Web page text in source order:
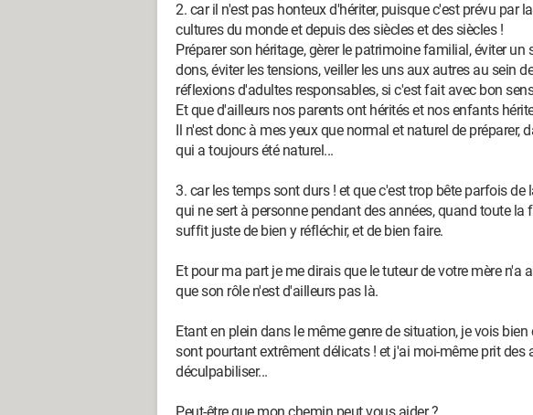
2. car il n'est pas honteux d'hériter, puisque c'est prévu par
cultures du monde et depuis des siècles et des siècles !
Préparer son héritage, gèrer le patrimoine familial, éviter un
dons, éviter les tensions, veiller les uns aux autres au sein
réflexions d'adultes responsables, si c'est fait avec bon
Et que d'ailleurs nos parents ont hérités et nos enfants
Il n'est donc à mes yeux que normal et naturel de préparer,
qui a toujours été naturel...
3. car les temps sont durs ! et que c'est trop bête parfois
qui ne sert à personne pendant des années, quand toute
suffit juste de bien y réfléchir, et de bien faire.
Et pour ma part je me dirais que le tuteur de votre mère n'a
que son rôle n'est d'ailleurs pas là.
Etant en plein dans le même genre de situation, je vois
sont pourtant extrêment délicats ! et j'ai moi-même prit des
déculpabiliser...